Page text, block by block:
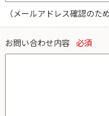
（メールアドレス確認の
お問い合わせ内容 必須